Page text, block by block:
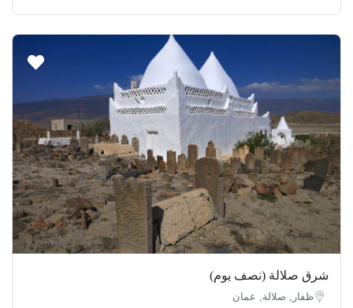
شرق صلالة (نصف يوم)
ظفار, صلالة, عمان